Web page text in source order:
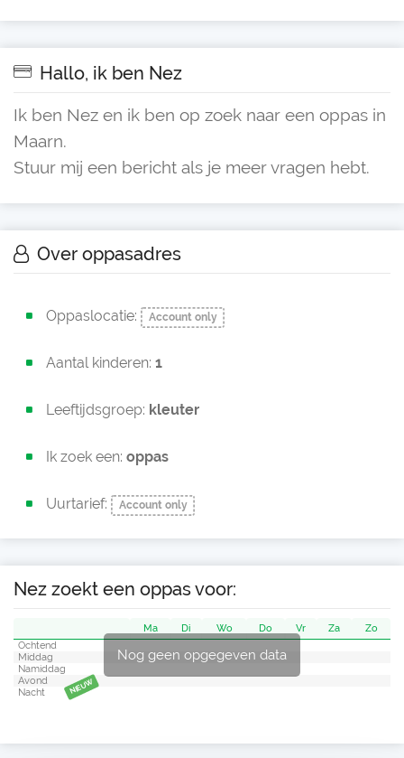
Hallo, ik ben Nez
Ik ben Nez en ik ben op zoek naar een oppas in
Maarn.
Stuur mij een bericht als je meer vragen hebt.
Over oppasadres
Oppaslocatie: Account only
Aantal kinderen: 1
Leeftijdsgroep: kleuter
Ik zoek een: oppas
Uurtarief: Account only
Nez zoekt een oppas voor:
Nog geen opgegeven data
Ma Di Wo Do Vr Za
Zo
Ochtend
Middag
Namiddag
Avond
Nacht
NIEUW